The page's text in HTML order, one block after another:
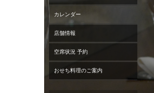
カレンダー
店舗情報
空席状況 予約
おせち料理のご案内